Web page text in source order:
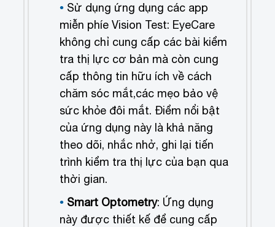
Sử dụng ứng dụng các app
miễn phíe Vision Test: EyeCare
không chỉ cung cấp các bài kiểm
tra thị lực cơ bản mà còn cung
cấp thông tin hữu ích về cách
chăm sóc mắt,các mẹo bảo vệ
sức khỏe đôi mắt. Điểm nổi bật
của ứng dụng này là khả năng
theo dõi, nhắc nhở, ghi lại tiến
trình kiểm tra thị lực của bạn qua
thời gian.
Smart Optometry: Ứng dụng
này được thiết kế để cung cấp